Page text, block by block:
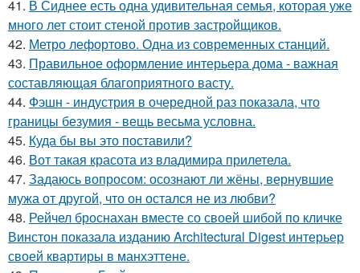
41. В Сиднее есть одна удивительная семья, которая уже
много лет стоит стеной против застройщиков.
42. Метро лефортово. Одна из современных станций.
43. Правильное оформление интерьера дома - важная
составляющая благоприятного васту.
44. Фэшн - индустрия в очередной раз показала, что
границы безумия - вещь весьма условна.
45. Куда бы вы это поставили?
46. Вот такая красота из владимира прилетела.
47. Задаюсь вопросом: осознают ли жёны, вернувшие
мужа от другой, что он остался не из любви?
48. Рейчел броснахан вместе со своей шибой по кличке
Винстон показала изданию Architectural Digest интерьер
своей квартиры в манхэттене.